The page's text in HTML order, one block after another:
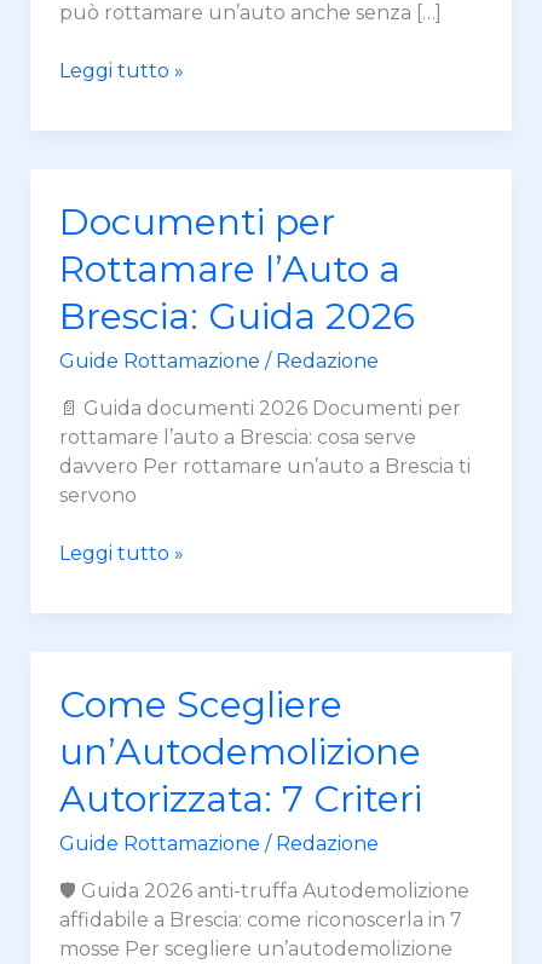
può rottamare un’auto anche senza […]
Leggi tutto »
Documenti per
Rottamare l’Auto a
Brescia: Guida 2026
Guide Rottamazione / Redazione
📄 Guida documenti 2026 Documenti per
rottamare l’auto a Brescia: cosa serve
davvero Per rottamare un’auto a Brescia ti
servono
Documenti
per
Rottamare
l’Auto
a
Brescia:
2026
Leggi tutto »
Come Scegliere
un’Autodemolizione
Autorizzata: 7 Criteri
Guide Rottamazione / Redazione
🛡️ Guida 2026 anti-truffa Autodemolizione
affidabile a Brescia: come riconoscerla in 7
mosse Per scegliere un’autodemolizione
Come
Scegliere
un’Autodemolizione
Autorizzata:
7
Criteri